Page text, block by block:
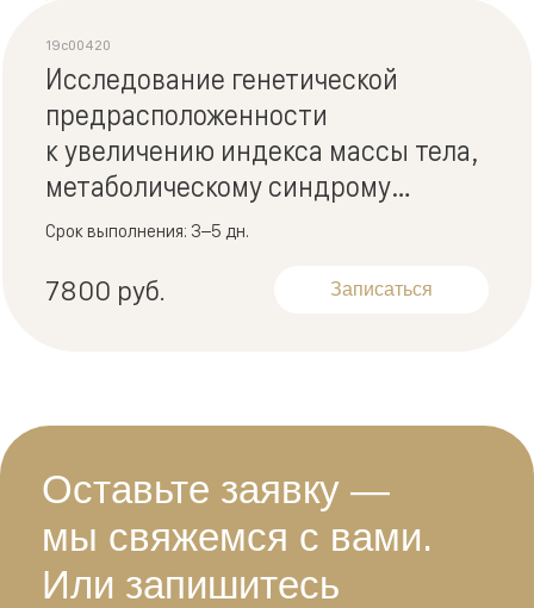
Исследование генетической
предрасположенности
к увеличению индекса массы тела,
метаболическому синдрому
и сахарному диабету 2-го типа
19c00420
7800 руб.
Срок выполнения: 3–5 дн.
Записаться
Оставьте заявку —
мы свяжемся с вами.
Или запишитесь